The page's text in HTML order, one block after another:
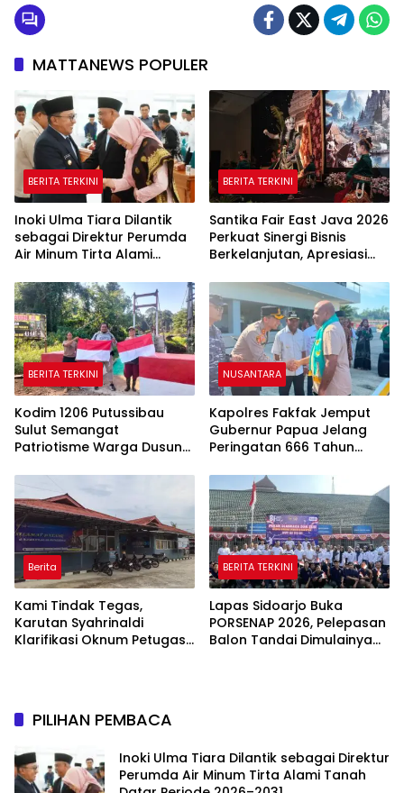
MATTANEWS POPULER
BERITA TERKINI
Inoki Ulma Tiara Dilantik
sebagai Direktur Perumda
Air Minum Tirta Alami
2026–2031
BERITA TERKINI
Santika Fair East Java 2026
Perkuat Sinergi Bisnis
Berkelanjutan, Apresiasi
Corporate Award
BERITA TERKINI
Kodim 1206 Putussibau
Sulut Semangat
Patriotisme Warga Dusun
Bendera Merah Putih
NUSANTARA
Kapolres Fakfak Jemput
Gubernur Papua Jelang
Peringatan 666 Tahun
Berita
Kami Tindak Tegas,
Karutan Syahrinaldi
Klarifikasi Oknum Petugas
BERITA TERKINI
Lapas Sidoarjo Buka
PORSENAP 2026, Pelepasan
Balon Tandai Dimulainya
PILIHAN PEMBACA
Inoki Ulma Tiara Dilantik sebagai Direktur
Perumda Air Minum Tirta Alami Tanah